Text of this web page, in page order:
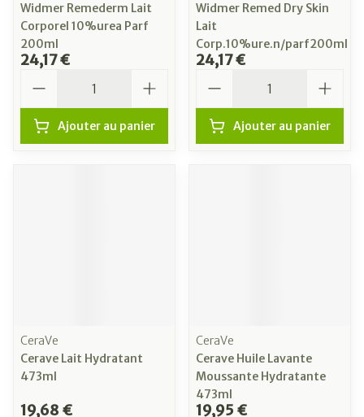
Widmer Remederm Lait
Corporel 10%urea Parf
200ml
24,17 €
Ajouter au panier
Widmer Remed Dry Skin
Lait
Corp.10%ure.n/parf200ml
24,17 €
Ajouter au panier
CeraVe
Cerave Lait Hydratant
473ml
19,68 €
CeraVe
Cerave Huile Lavante
Moussante Hydratante
473ml
19,95 €